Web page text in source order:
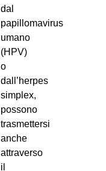
dal
papillomavirus
umano
(HPV)
o
dall’herpes
simplex,
possono
trasmettersi
anche
attraverso
il